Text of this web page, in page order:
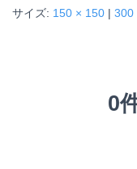
サイズ: 150 × 150 | 300
0